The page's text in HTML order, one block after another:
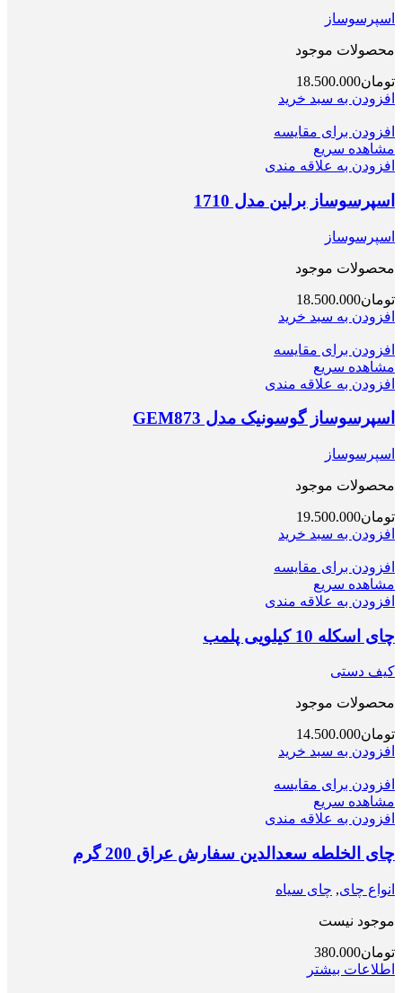
اسپرسوساز
محصولات موجود
تومان18.500.000
افزودن به سبد خرید
افزودن برای مقایسه
مشاهده سریع
افزودن به علاقه مندی
اسپرسوساز برلین مدل 1710
اسپرسوساز
محصولات موجود
تومان18.500.000
افزودن به سبد خرید
افزودن برای مقایسه
مشاهده سریع
افزودن به علاقه مندی
اسپرسوساز گوسونیک مدل GEM873
اسپرسوساز
محصولات موجود
تومان19.500.000
افزودن به سبد خرید
افزودن برای مقایسه
مشاهده سریع
افزودن به علاقه مندی
چای اسکله 10 کیلویی پلمب
کیف دستی
محصولات موجود
تومان14.500.000
افزودن به سبد خرید
افزودن برای مقایسه
مشاهده سریع
افزودن به علاقه مندی
چای الخلطه سعدالدین سفارش عراق 200 گرم
انواع چای, چای سیاه
موجود نیست
تومان380.000
اطلاعات بیشتر